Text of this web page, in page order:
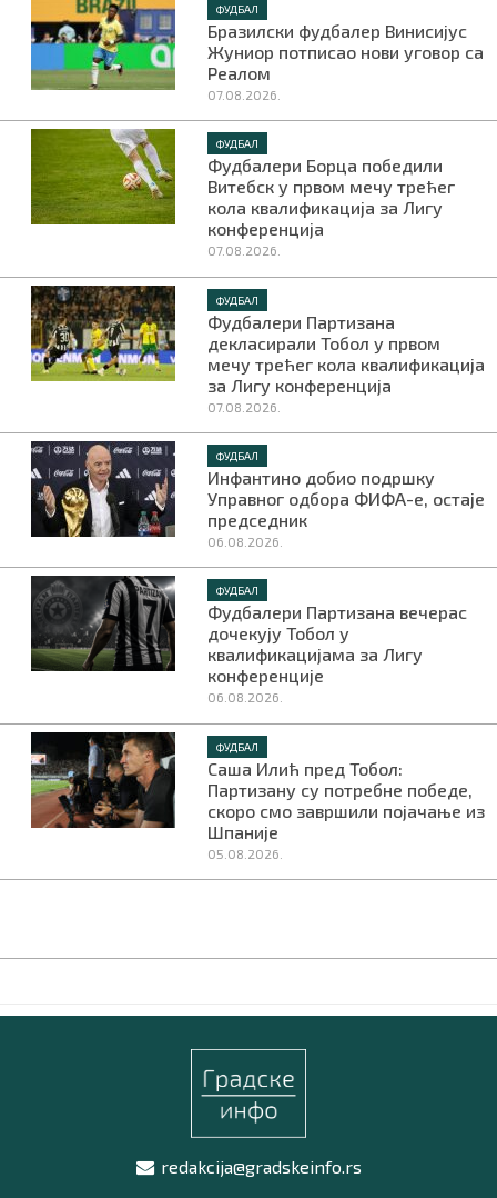
ФУДБАЛ
Бразилски фудбалер Винисијус
Жуниор потписао нови уговор са
Реалом
07.08.2026.
ФУДБАЛ
Фудбалери Борца победили
Витебск у првом мечу трећег
кола квалификација за Лигу
конференција
07.08.2026.
ФУДБАЛ
Фудбалери Партизана
декласирали Тобол у првом
мечу трећег кола квалификација
за Лигу конференција
07.08.2026.
ФУДБАЛ
Инфантино добио подршку
Управног одбора ФИФА-е, остаје
председник
06.08.2026.
ФУДБАЛ
Фудбалери Партизана вечерас
дочекују Тобол у
квалификацијама за Лигу
конференције
06.08.2026.
ФУДБАЛ
Саша Илић пред Тобол:
Партизану су потребне победе,
скоро смо завршили појачање из
Шпаније
05.08.2026.
redakcija@gradskeinfo.rs